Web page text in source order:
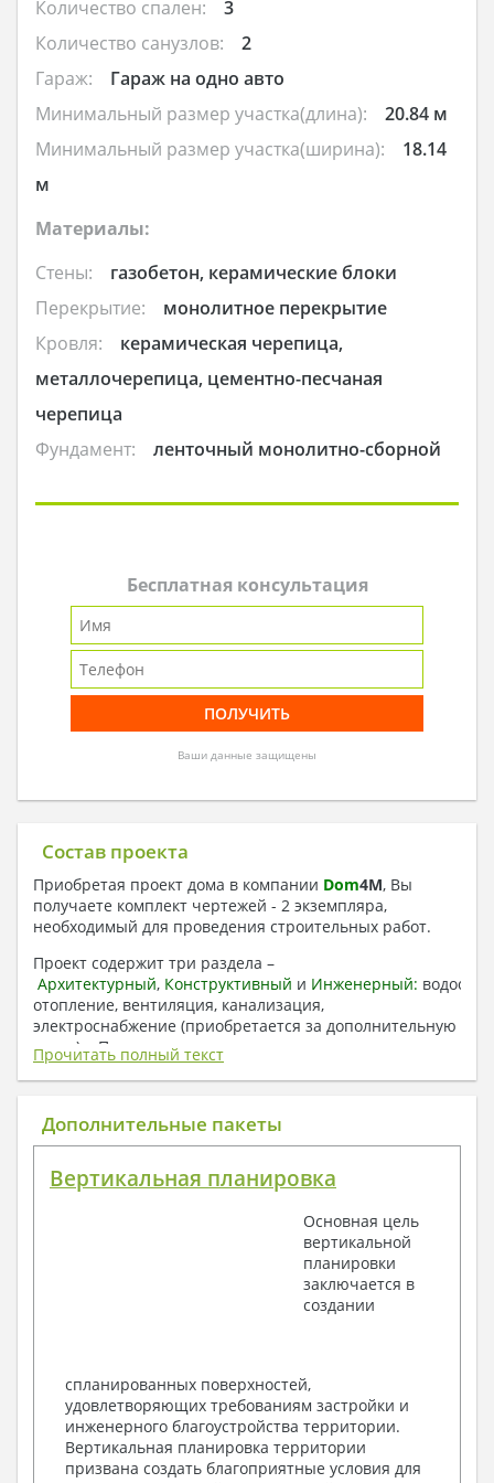
Количество спален:
3
Количество санузлов:
2
Гараж:
Гараж на одно авто
Минимальный размер участка(длина):
20.84 м
Минимальный размер участка(ширина):
18.14
м
Материалы:
Стены:
газобетон, керамические блоки
Перекрытие:
монолитное перекрытие
Кровля:
керамическая черепица,
металлочерепица, цементно-песчаная
черепица
Фундамент:
ленточный монолитно-сборной
Бесплатная консультация
Ваши данные защищены
Состав проекта
Приобретая проект дома в компании Dom4M, Вы
получаете комплект чертежей - 2 экземпляра,
необходимый для проведения строительных работ.
Проект содержит три раздела –
Архитектурный, Конструктивный и Инженерный:
отопление, вентиляция, канализация,
электроснабжение (приобретается за дополнительную
плату) + Пояснительная записка.
1. Архитектурный раздел:
Общие данные по проекту
Поэтажные маркировочные планы с
Разрезы и состав конструкций
Фасады с ведомостью внешних отделок
Элементы проемов – спецификация
Ведомость перемычек – сечения и
Архитектурные узлы в конструкциях
2. Конструктивный раздел:
Общие данные по проекту
Схемы расположения и расчеты фундаментов
Прочитать полный текст
Дополнительные пакеты
Вертикальная планировка
Основная цель
вертикальной
планировки
заключается в
создании
спланированных поверхностей,
удовлетворяющих требованиям застройки и
инженерного благоустройства территории.
Вертикальная планировка территории
призвана создать благоприятные условия для